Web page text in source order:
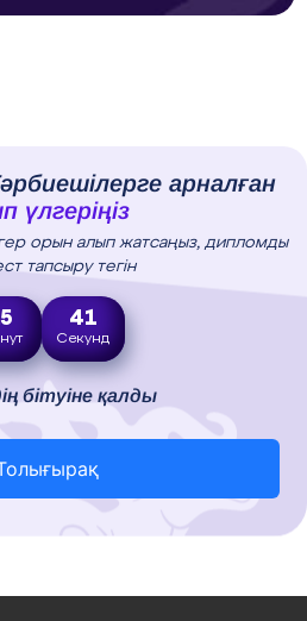
арналған
үлгеріңіз
орын алып жатсаңыз, дипломды
тапсыру тегін
40
Секунд
бітуіне қалды